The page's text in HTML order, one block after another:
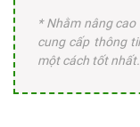
* Nhằm nâng
cung cấp thông
một cách tốt